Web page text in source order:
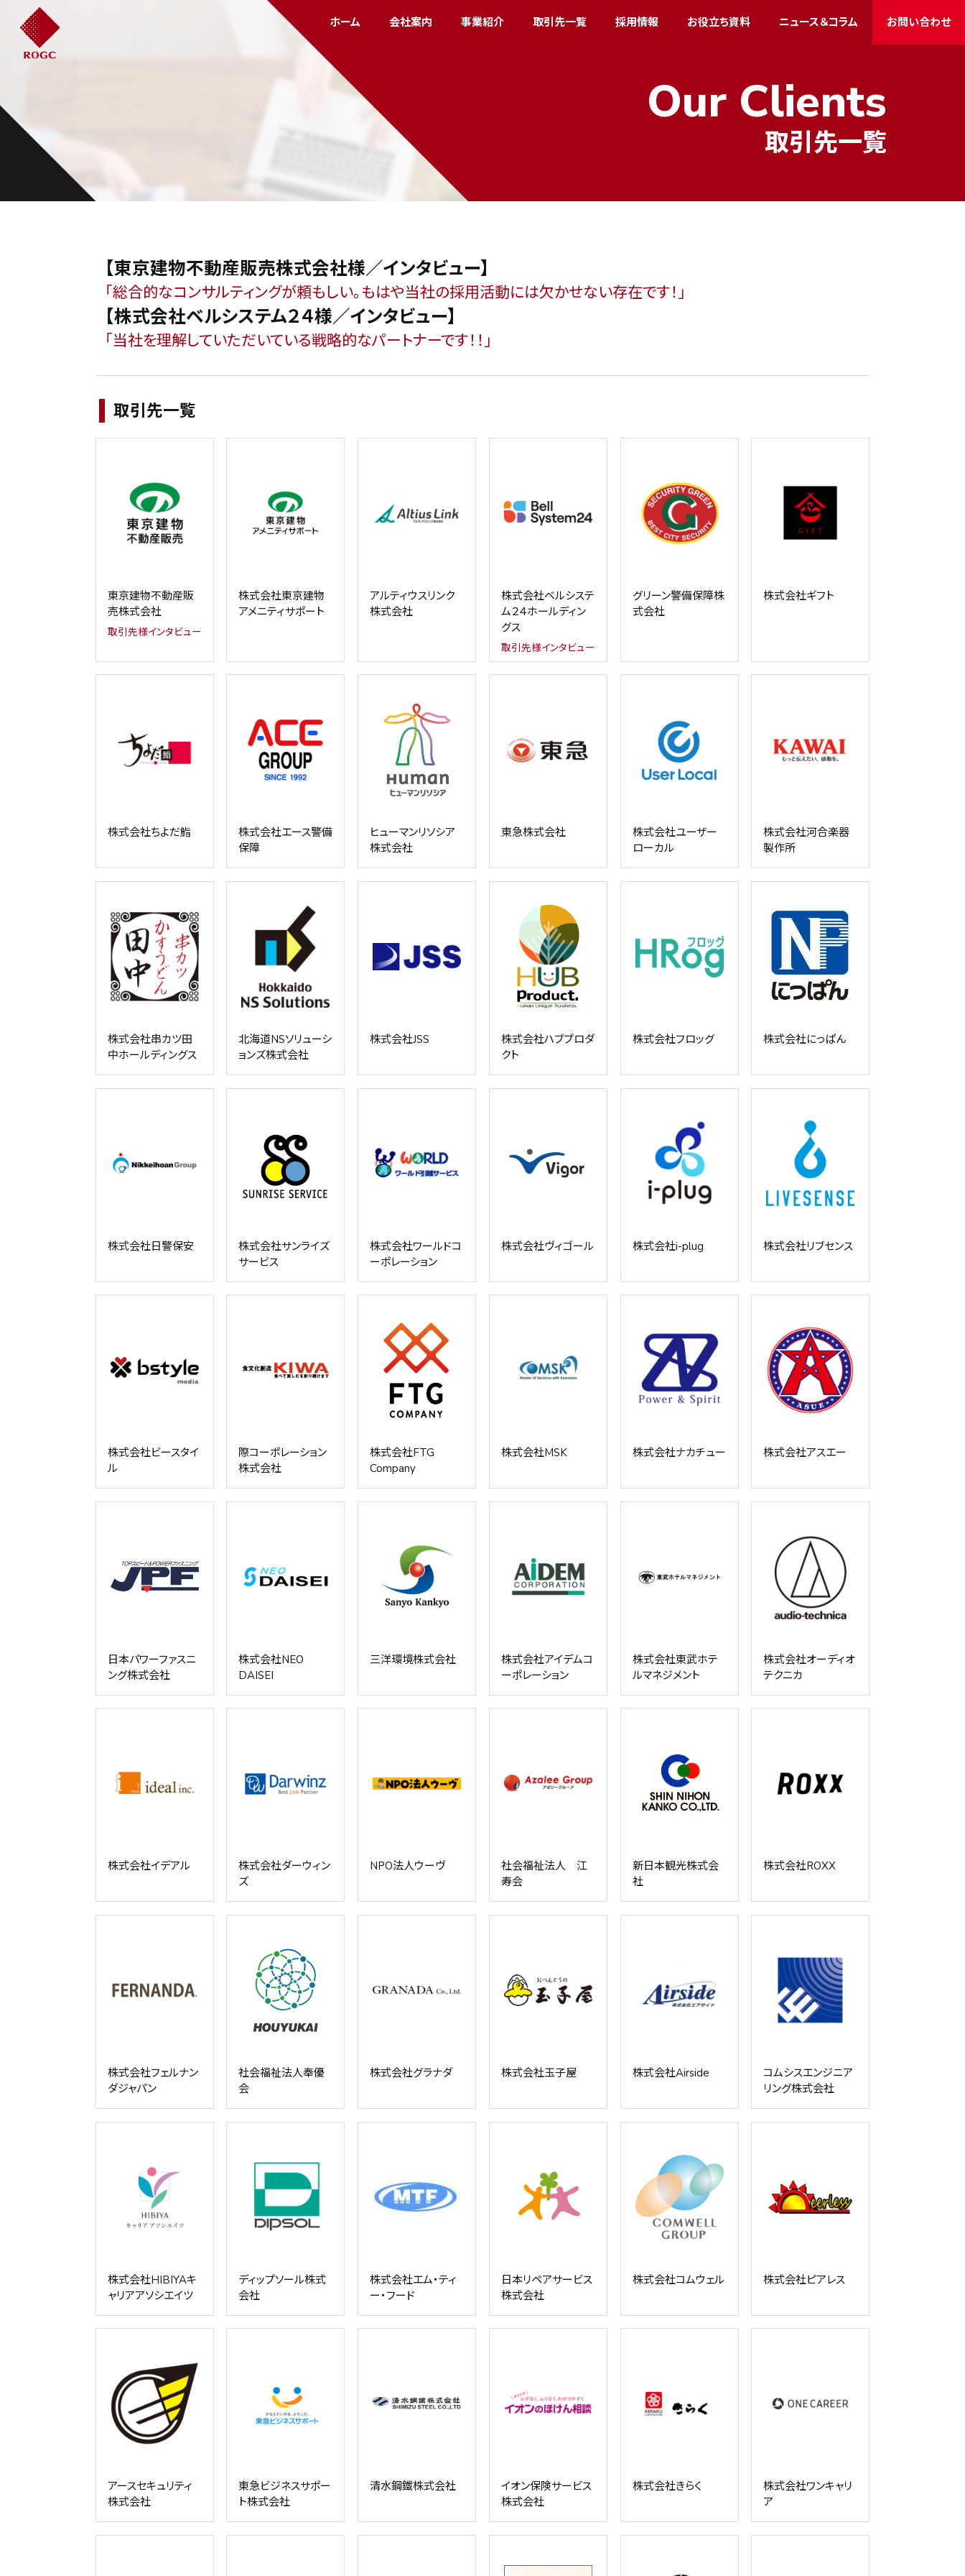
ホーム 会社案内 事業紹介 取引先一覧 採用情報 お役立ち資料 ニュース＆コラム お問い合わせ
Our Clients
取引先一覧
【東京建物不動産販売株式会社様／インタビュー】
「総合的なコンサルティングが頼もしい。もはや当社の採用活動には欠かせない存在です！」
【株式会社ベルシステム２４様／インタビュー】
「当社を理解していただいている戦略的なパートナーです！！」
取引先一覧
東京建物不動産販
売株式会社
取引先様インタビュー
株式会社東京建物
アメニティサポート
アルティウスリンク
株式会社
株式会社ベルシステ
ム２４ホールディン
グス
取引先様インタビュー
グリーン警備保障株
式会社
株式会社ギフト
株式会社ちよだ鮨
株式会社エース警備
保障
ヒューマンリソシア
株式会社
東急株式会社
株式会社ユーザー
ローカル
株式会社河合楽器
製作所
株式会社串カツ田
中ホールディングス
北海道NSソリューシ
ョンズ株式会社
株式会社JSS
株式会社ハブプロダ
クト
株式会社フロッグ 株式会社にっぱん
株式会社日警保安
株式会社サンライズ
サービス
株式会社ワールドコ
ーポレーション
株式会社ヴィゴール 株式会社i-plug 株式会社リブセンス
株式会社ビースタイ
ル
際コーポレーション
株式会社
株式会社FTG
Company
株式会社MSK 株式会社ナカチュー 株式会社アスエー
日本パワーファスニ
ング株式会社
株式会社NEO
DAISEI
三洋環境株式会社
株式会社アイデムコ
ーポレーション
株式会社東武ホテ
ルマネジメント
株式会社オーディオ
テクニカ
株式会社イデアル
株式会社ダーウィン
ズ
NPO法人ウーヴ
社会福祉法人 江
寿会
新日本観光株式会
社
株式会社ROXX
株式会社フェルナン
ダジャパン
社会福祉法人奉優
会
株式会社グラナダ 株式会社玉子屋 株式会社Airside
コムシスエンジニア
リング株式会社
株式会社HIBIYAキ
ャリアアソシエイツ
ディップソール株式
会社
株式会社エム・ティ
ー・フード
日本リペアサービス
株式会社
株式会社コムウェル 株式会社ピアレス
アースセキュリティ
株式会社
東急ビジネスサポー
ト株式会社
清水鋼鐵株式会社
イオン保険サービス
株式会社
株式会社きらく
株式会社ワンキャリ
ア